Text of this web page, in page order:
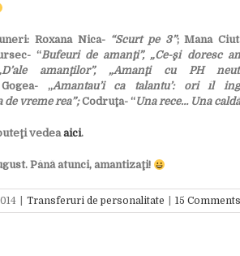
Roxana Nica- “Scurt pe 3”; Mana
“Bufeuri de amanţi”, „Ce-şi doresc
amanţilor”, „Amanţi cu PH
„Amantau’i ca talantu’: ori îl
de vreme rea”;Codruţa- “Una rece… Una
vedeaaici.
Până atunci, amantizaţi!
Transferuri de personalitate 15 Comments